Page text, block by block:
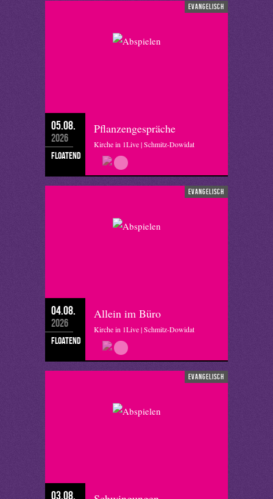
evangelisch
05.08.
2026
floatend
Pflanzengespräche
Kirche in 1Live | Schmitz-Dowidat
evangelisch
04.08.
2026
floatend
Allein im Büro
Kirche in 1Live | Schmitz-Dowidat
evangelisch
03.08.